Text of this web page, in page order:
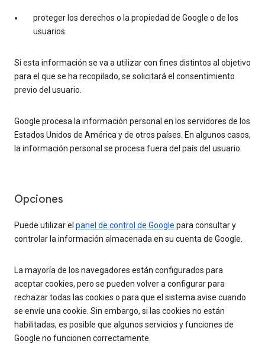
proteger los derechos o la propiedad de Google o de los
usuarios.
Si esta información se va a utilizar con fines distintos al objetivo
para el que se ha recopilado, se solicitará el consentimiento
previo del usuario.
Google procesa la información personal en los servidores de los
Estados Unidos de América y de otros países. En algunos casos,
la información personal se procesa fuera del país del usuario.
Opciones
Puede utilizar el panel de control de Google para consultar y
controlar la información almacenada en su cuenta de Google.
La mayoría de los navegadores están configurados para
aceptar cookies, pero se pueden volver a configurar para
rechazar todas las cookies o para que el sistema avise cuando
se envíe una cookie. Sin embargo, si las cookies no están
habilitadas, es posible que algunos servicios y funciones de
Google no funcionen correctamente.